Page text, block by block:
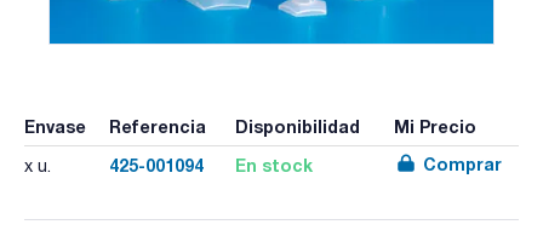
Envase Referencia Disponibilidad Mi Precio
x u. 425-001094 En stock Comprar